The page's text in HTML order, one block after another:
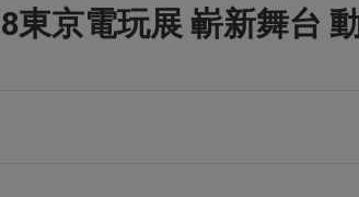
東京電玩展 嶄新舞台